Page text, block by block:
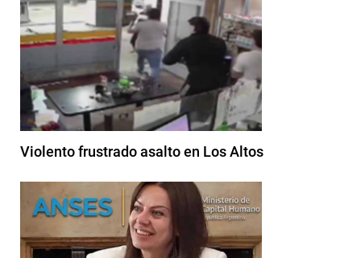
Violento frustrado asalto en Los Altos